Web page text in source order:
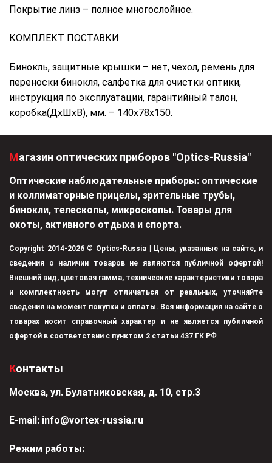
Покрытие линз – полное многослойное.
КОМПЛЕКТ ПОСТАВКИ:
Бинокль, защитные крышки – нет, чехол, ремень для
переноски бинокля, салфетка для очистки оптики,
инструкция по эксплуатации, гарантийный талон,
коробка(ДхШхВ), мм. – 140х78х150.
Магазин оптических приборов "Optics-Russia"
Оптические наблюдательные приборы: оптические
и коллиматорные прицелы, зрительные трубы,
бинокли, телескопы, микроскопы. Товары для
охоты, активного отдыха и спорта.
Copyright 2014-2026 © Optics-Russia | Цены, указанные на сайте, и
сведения о наличии товаров не являются публичной офертой!
Внешний вид, цветовая гамма, технические характеристики товара
и комплектность могут отличаться от реальных, уточняйте
сведения на момент покупки и оплаты. Вся информация на сайте о
товарах носит справочный характер и не является публичной
офертой в соответствии с пунктом 2 статьи 437 ГК РФ
Контакты
Москва, ул. Булатниковская, д. 10, стр.3
Е-mail: info@vortex-russia.ru
Режим работы: